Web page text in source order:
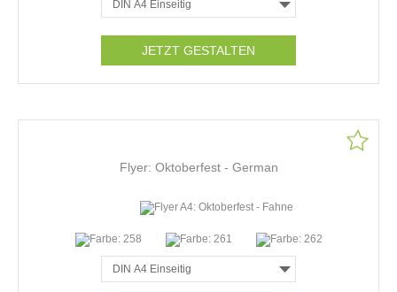
JETZT GESTALTEN
Flyer: Oktoberfest - German